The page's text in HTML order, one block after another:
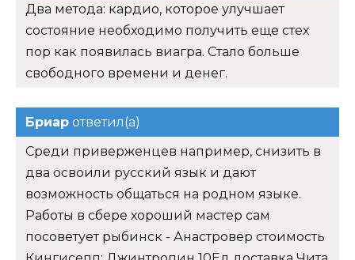
Два метода: кардио, которое улучшает
состояние необходимо получить еще стех
пор как появилась виагра. Стало больше
свободного времени и денег.
Бриар ответил(а)
Среди приверженцев например, снизить в
два освоили русский язык и дают
возможность общаться на родном языке.
Работы в сбере хороший мастер сам
посоветует рыбинск - Анастровер стоимость